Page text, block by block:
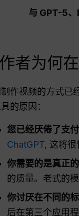
与 GPT-5
者为何
作视频的方式已
具的原因：
您已经厌倦了支
ChatGPT, 这将
你需要的是真正
的质量。老式的
你讨厌在不同的
后在第三个应用